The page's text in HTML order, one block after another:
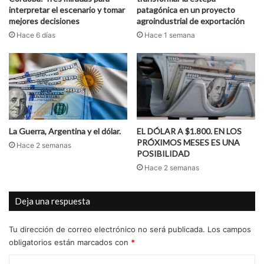
interpretar el escenario y tomar
mejores decisiones
Hace 6 días
patagónica en un proyecto
agroindustrial de exportación
Hace 1 semana
La Guerra, Argentina y el dólar.
Hace 2 semanas
EL DÓLAR A $1.800. EN LOS
PRÓXIMOS MESES ES UNA
POSIBILIDAD
Hace 2 semanas
Deja una respuesta
Tu dirección de correo electrónico no será publicada. Los campos
obligatorios están marcados con *